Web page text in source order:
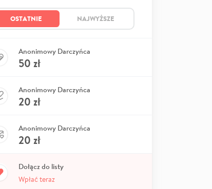
OSTATNIE NAJWYŻSZE
Anonimowy Darczyńca
50 zł
Anonimowy Darczyńca
20 zł
Anonimowy Darczyńca
20 zł
Dołącz do listy
Wpłać teraz